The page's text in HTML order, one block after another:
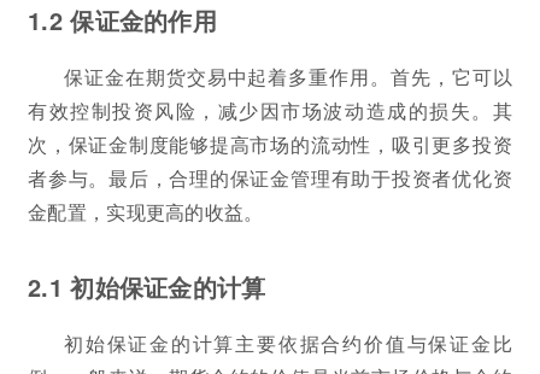
1.2 保证金的作用
保证金在期货交易中起着多重作用。首先，它可以
有效控制投资风险，减少因市场波动造成的损失。其
次，保证金制度能够提高市场的流动性，吸引更多投资
者参与。最后，合理的保证金管理有助于投资者优化资
金配置，实现更高的收益。
2.1 初始保证金的计算
初始保证金的计算主要依据合约价值与保证金比